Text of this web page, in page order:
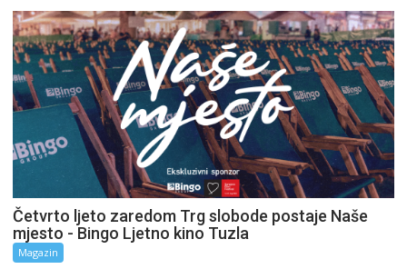
Četvrto ljeto zaredom Trg slobode postaje Naše
mjesto - Bingo Ljetno kino Tuzla
Magazin